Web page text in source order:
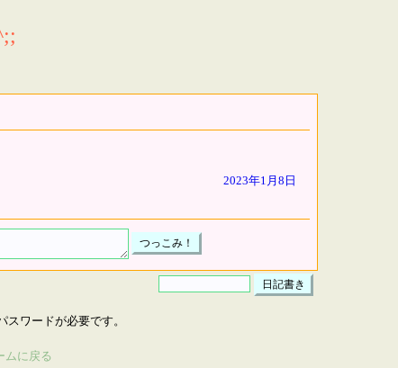
2023年1月8日
ワードが必要です。
ムに戻る